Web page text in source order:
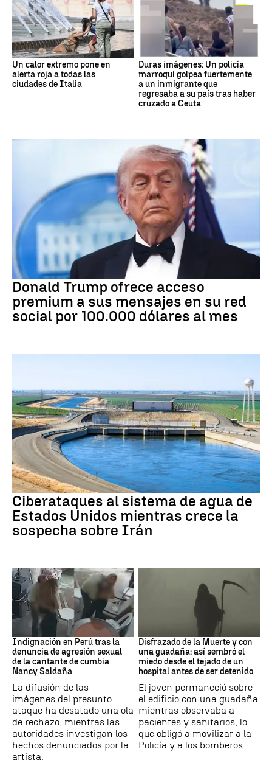
Un calor extremo pone en
alerta roja a todas las
ciudades de Italia
Duras imágenes: Un policía
marroquí golpea fuertemente
a un inmigrante que
regresaba a su país tras haber
cruzado a Ceuta
DONALD TRUMP
Donald Trump ofrece acceso
premium a sus mensajes en su red
social por 100.000 dólares al mes
Guerra Irán
Ciberataques al sistema de agua de
Estados Unidos mientras crece la
sospecha sobre Irán
Indignación en Perú tras la
denuncia de agresión sexual
de la cantante de cumbia
Nancy Saldaña
La difusión de las
imágenes del presunto
ataque ha desatado una ola
de rechazo, mientras las
autoridades investigan los
hechos denunciados por la
artista.
Disfrazado de la Muerte y con
una guadaña: así sembró el
miedo desde el tejado de un
hospital antes de ser detenido
El joven permaneció sobre
el edificio con una guadaña
mientras observaba a
pacientes y sanitarios, lo
que obligó a movilizar a la
Policía y a los bomberos.